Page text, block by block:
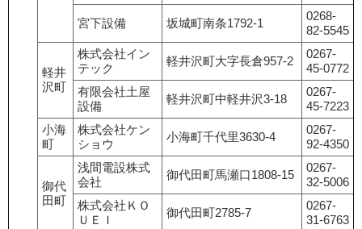
宮下設備 坂城町南条1792-1
0268-
82-5545
軽井
沢町
株式会社イン
テック
軽井沢町大字長倉957-2
0267-
45-0772
有限会社土屋
設備
軽井沢町中軽井沢3-18
0267-
45-7223
小海
町
株式会社ケン
ショウ
小海町千代里3630-4
0267-
92-4350
御代
田町
浅間電設株式
会社
御代田町馬瀬口1808-15
0267-
32-5006
株式会社ＫＯ
ＵＥＩ
御代田町2785-7
0267-
31-6763